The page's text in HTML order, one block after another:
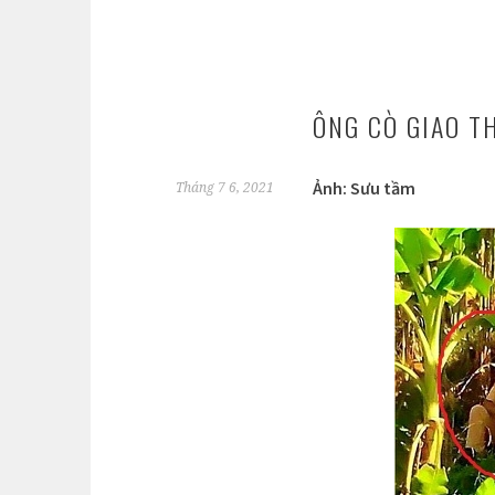
ÔNG CÒ GIAO
Tháng 7 6, 2021 Ảnh: Sưu tầm